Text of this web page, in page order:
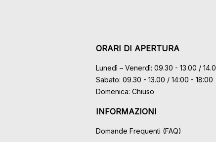
ORARI DI APERTURA
Lunedì – Venerdì: 09.30 - 13.00 /
Sabato: 09.30 - 13.00 / 14:00 - 18:00
Domenica: Chiuso
INFORMAZIONI
Domande Frequenti (FAQ)